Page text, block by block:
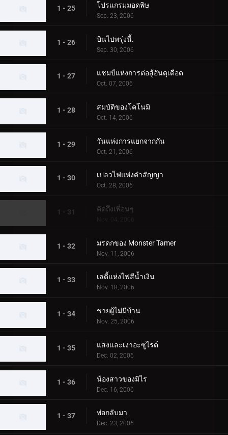
1 - 25 โปรแกรมมอดพิษ
Sep. 23, 2006
1 - 26 บินไปพรุ่งนี้.
Sep. 30, 2006
1 - 27 แชมป์แห่งการต่อสู้อันดุเดือด
Oct. 07, 2006
1 - 28 สมบัติของโคโนมิ
Oct. 14, 2006
1 - 29 วันแห่งการแยกจากกัน
Oct. 21, 2006
1 - 30 เปลวไฟแห่งคำสัญญา
Oct. 28, 2006
1 - 31 คิดถึงเพื่อนๆ
Nov. 04, 2006
1 - 32 มรดกของ Monster Tamer
Nov. 11, 2006
1 - 33 เลดี้แห่งไฟสีน้ำเงิน
Nov. 18, 2006
1 - 34 ชายผู้ไม่มีบ้าน
Nov. 25, 2006
1 - 35 แสงและเงาอะซูไรต์
Dec. 02, 2006
1 - 36 น้องสาวของมิไร
Dec. 16, 2006
1 - 37 พ่อกลับมา
Dec. 23, 2006